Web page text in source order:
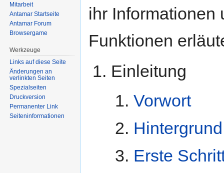
ihr Informationen
Funktionen
Einleitung
Vorwort
Hintergrund
Erste
Mitarbeit
Antamar Startseite
Antamar Forum
Browsergame
Werkzeuge
Links auf diese Seite
Änderungen an
verlinkten Seiten
Spezialseiten
Druckversion
Permanenter Link
Seiten­informationen